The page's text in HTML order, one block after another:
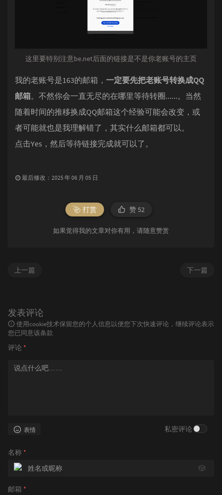
这里要特别注意be.net后面的链接是不是你老账号的主页
我的老账号是163的邮箱， 一定要先把老账号转换成QQ
邮箱。不然你会一直无尽的在哪里等待转圈......。当然
随着时间的推移换成QQ邮箱这个经验可能会改变，或
者可能就也是我理解错了，其实什么邮箱都可以。
点击Yes，然后等待链接完成就可以了。
最后修改：2025 年 06 月 05 日
打赏 赞52
如果觉得我的文章对你有用，请随意赞赏
下一篇
上一篇
发表评论
使用cookie技术保留您的个人信息以便您下次快速评论，继续评论表示
您已同意该条款
评论 *
表情 私密评论
名称 *
🎲
邮箱 *